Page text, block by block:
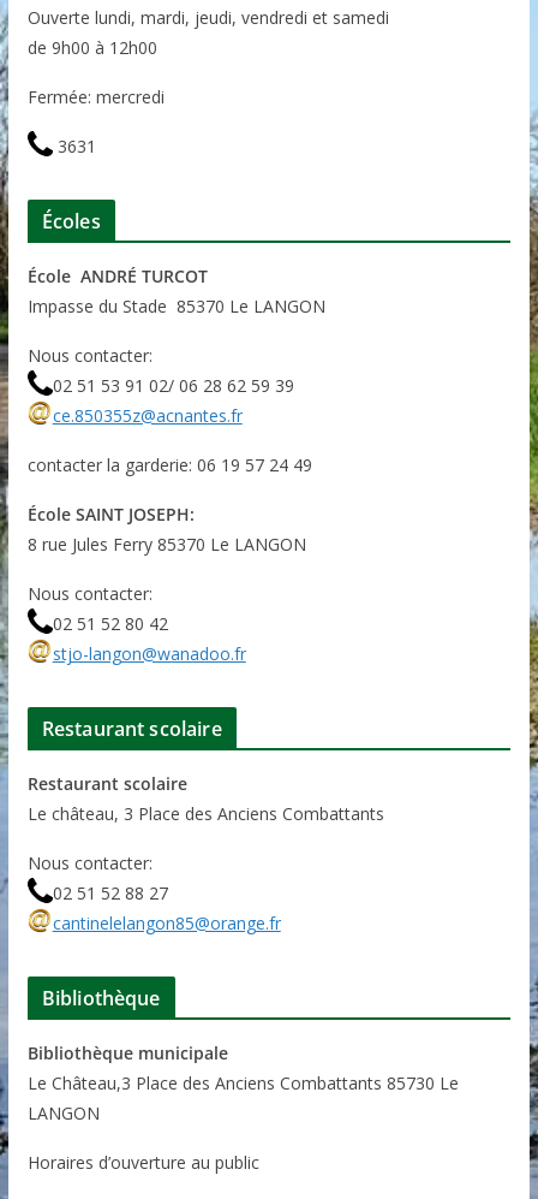
Ouverte lundi, mardi, jeudi, vendredi et samedi
de 9h00 à 12h00
Fermée: mercredi
3631
Écoles
École ANDRÉ TURCOT
Impasse du Stade 85370 Le LANGON
Nous contacter:
02 51 53 91 02/ 06 28 62 59 39
ce.850355z@acnantes.fr
contacter la garderie: 06 19 57 24 49
École SAINT JOSEPH:
8 rue Jules Ferry 85370 Le LANGON
Nous contacter:
02 51 52 80 42
stjo-langon@wanadoo.fr
Restaurant scolaire
Restaurant scolaire
Le château, 3 Place des Anciens Combattants
Nous contacter:
02 51 52 88 27
cantinelelangon85@orange.fr
Bibliothèque
Bibliothèque municipale
Le Château,3 Place des Anciens Combattants 85730 Le
LANGON
Horaires d’ouverture au public